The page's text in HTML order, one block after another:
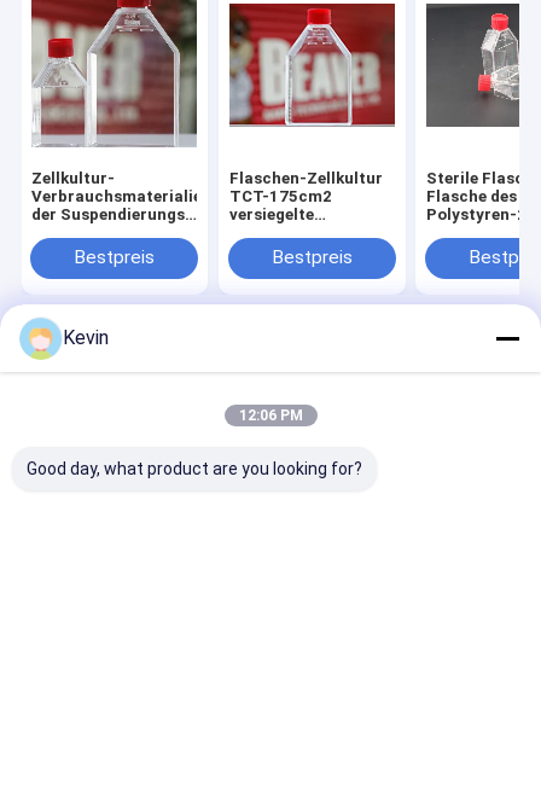
Zellkultur-
Verbrauchsmaterialien
der Suspendierungs-
25cm2Bestpreis
Flaschen-Zellkultur
TCT-175cm2
versiegelte
Verbrauchsmaterialien
PS
Bestpreis
Sterile
Flasche des
Polystyren-
Startseite
Sitemap
Privacy Policy
Silikon-magnetische PerlenChina Fabrik.Copyright © 2026
BEAVER Biomedical Engineering Co., LTD.. All Rights Reserved.
Kevin
12:06 PM
Good day, what product are you looking for?